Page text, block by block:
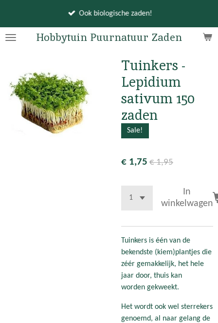
naar
Hobbytuin Puurnatuur Zaden
Ook biologische zaden!
Tuinkers -
Lepidium
sativum 150
zaden
Sale!
€ 1,75 € 1,95
In
winkelwagen
Tuinkers is één van de
bekendste (kiem)plantjes die
zéér gemakkelijk, het hele
jaar door, thuis kan
worden gekweekt.
Het wordt ook wel sterrekers
genoemd, al naar gelang de